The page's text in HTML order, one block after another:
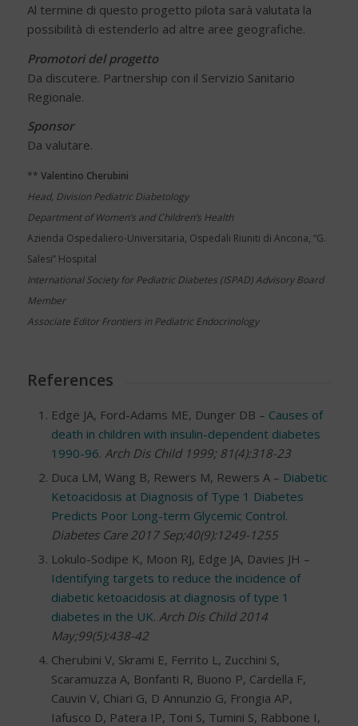
Al termine di questo progetto pilota sarà valutata la
possibilità di estenderlo ad altre aree geografiche.
Promotori del progetto
Da discutere. Partnership con il Servizio Sanitario
Regionale.
Sponsor
Da valutare.
** Valentino Cherubini
Head, Division Pediatric Diabetology
Department of Women’s and Children’s Health
Azienda Ospedaliero-Universitaria, Ospedali Riuniti di Ancona, “G.
Salesi” Hospital
International Society for Pediatric Diabetes (ISPAD) Advisory Board
Member
Associate Editor Frontiers in Pediatric Endocrinology
References
Edge JA, Ford-Adams ME, Dunger DB – Causes of
death in children with insulin-dependent diabetes
1990-96. Arch Dis Child 1999; 81(4):318-23
Duca LM, Wang B, Rewers M, Rewers A – Diabetic
Ketoacidosis at Diagnosis of Type 1 Diabetes
Predicts Poor Long-term Glycemic Control.
Diabetes Care 2017 Sep;40(9):1249-1255
Lokulo-Sodipe K, Moon RJ, Edge JA, Davies JH –
Identifying targets to reduce the incidence of
diabetic ketoacidosis at diagnosis of type 1
diabetes in the UK. Arch Dis Child 2014
May;99(5):438-42
Cherubini V, Skrami E, Ferrito L, Zucchini S,
Scaramuzza A, Bonfanti R, Buono P, Cardella F,
Cauvin V, Chiari G, D Annunzio G, Frongia AP,
Iafusco D, Patera IP, Toni S, Tumini S, Rabbone I,